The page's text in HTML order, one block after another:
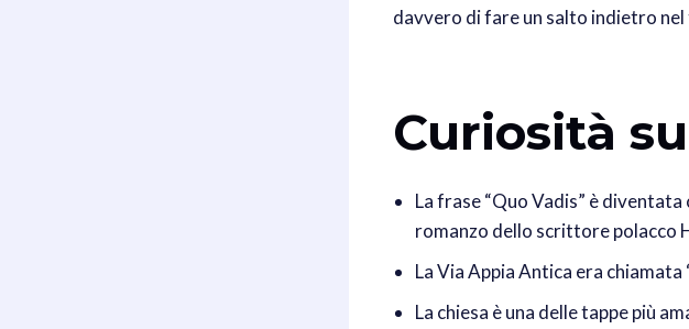
davvero di fare un salto indietro
Curiosità
La frase “Quo Vadis” è
romanzo dello scrittore polacco
La Via Appia Antica era
La chiesa è una delle tappe più